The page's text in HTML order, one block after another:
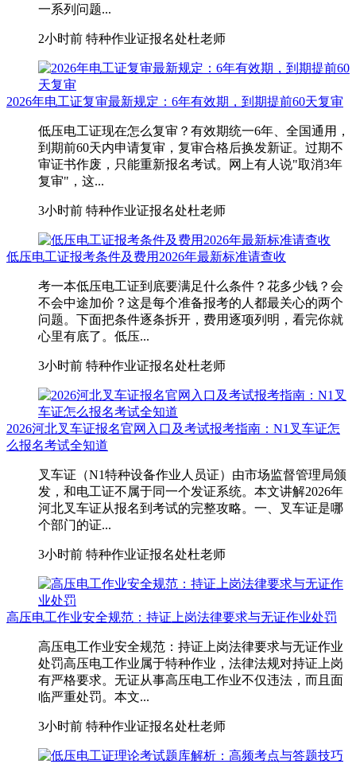
一系列问题...
2小时前 特种作业证报名处杜老师
2026年电工证复审最新规定：6年有效期，到期提前60天复审
低压电工证现在怎么复审？有效期统一6年、全国通用，
到期前60天内申请复审，复审合格后换发新证。过期不
审证书作废，只能重新报名考试。网上有人说"取消3年
复审"，这...
3小时前 特种作业证报名处杜老师
低压电工证报考条件及费用2026年最新标准请查收
考一本低压电工证到底要满足什么条件？花多少钱？会
不会中途加价？这是每个准备报考的人都最关心的两个
问题。下面把条件逐条拆开，费用逐项列明，看完你就
心里有底了。低压...
3小时前 特种作业证报名处杜老师
2026河北叉车证报名官网入口及考试报考指南：N1叉车证怎
么报名考试全知道
叉车证（N1特种设备作业人员证）由市场监督管理局颁
发，和电工证不属于同一个发证系统。本文讲解2026年
河北叉车证从报名到考试的完整攻略。一、叉车证是哪
个部门的证...
3小时前 特种作业证报名处杜老师
高压电工作业安全规范：持证上岗法律要求与无证作业处罚
高压电工作业安全规范：持证上岗法律要求与无证作业
处罚高压电工作业属于特种作业，法律法规对持证上岗
有严格要求。无证从事高压电工作业不仅违法，而且面
临严重处罚。本文...
3小时前 特种作业证报名处杜老师